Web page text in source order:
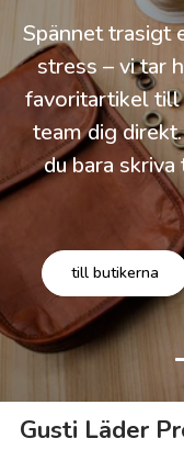
Spännet trasigt
stress – vi tar
favoritartikel till
team dig
du bara
till butikerna
Gusti Läder